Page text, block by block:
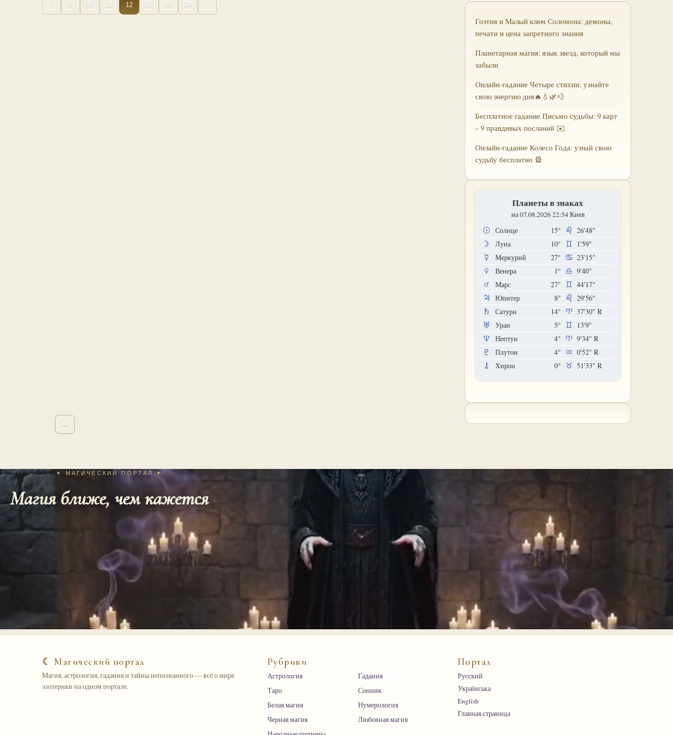
‹ 1
…
10 11 12 13 14
…
24 ›
Гоэтия и Малый ключ Соломона: демоны,
печати и цена запретного знания
Планетарная магия: язык звезд, который мы
забыли
Онлайн-гадание Четыре стихии: узнайте
свою энергию дня🔥💧🌿💨
Бесплатное гадание Письмо судьбы: 9 карт
– 9 правдивых посланий ✉️
Онлайн-гадание Колесо Года: узнай свою
судьбу бесплатно 🎡
Планеты в знаках
на 07.08.2026 22:54 Киев
Солнце 15°
26'48"
Луна
10°
1'59"
Меркурий
27°
23'15"
Венера
1°
9'40"
Марс
27°
44'17"
Юпитер
8°
29'56"
Сатурн
14° 37'30" R
Уран
5°
13'9"
Нептун
4° 9'34" R
Плутон
4° 0'52" R
Хирон
0° 51'33" R
✦ МАГИЧЕСКИЙ ПОРТАЛ ✦
Магия ближе, чем кажется
☾ Магический портал
Магия, астрология, гадания и тайны непознанного — всё о мире
эзотерики на одном портале.
Рубрики
Астрология
Гадания
Таро
Сонник
Белая магия
Нумерология
Черная магия
Любовная магия
Портал
Русский
Українська
English
Главная страница